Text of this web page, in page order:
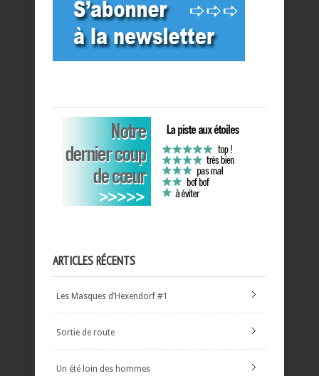
ARTICLES RÉCENTS
Les Masques d’Hexendorf #1
Sortie de route
Un été loin des hommes